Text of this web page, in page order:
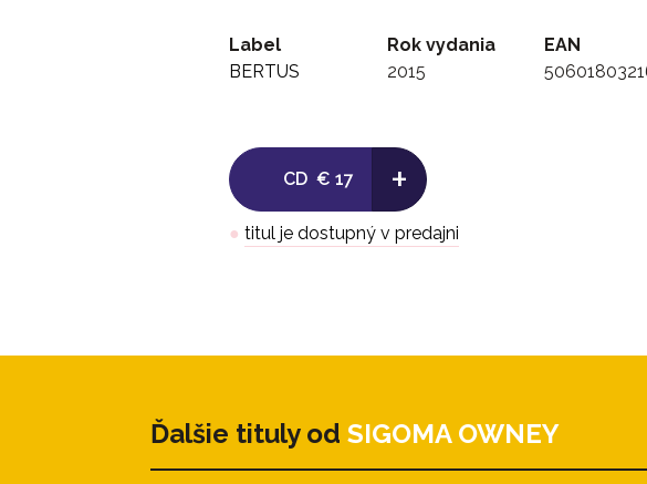
Label
BERTUS
Rok vydania
2015
EAN
CD € 17 +
● titul je dostupný v predajni
Ďalšie tituly od SIGOMA OWNEY